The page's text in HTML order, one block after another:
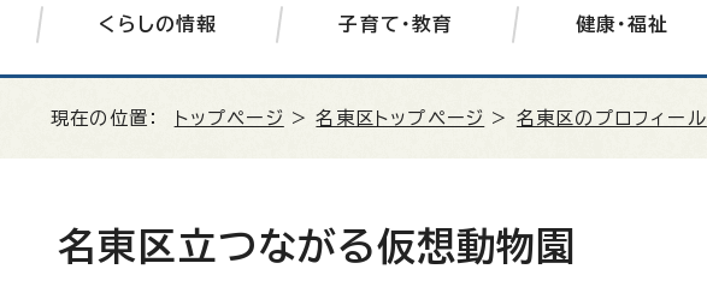
くらしの情報 子育て・教育 健康・福祉
現在の位置： トップページ >名東区トップページ > 名東区のプロフィール
名東区立つながる仮想動物園